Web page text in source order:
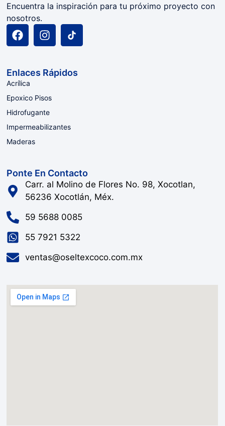
Encuentra la inspiración para tu próximo proyecto con
nosotros.
Enlaces Rápidos
Acrílica
Epoxico Pisos
Hidrofugante
Impermeabilizantes
Maderas
Ponte En Contacto
Carr. al Molino de Flores No. 98, Xocotlan,
56236 Xocotlán, Méx.
59 5688 0085
55 7921 5322
ventas@oseltexcoco.com.mx